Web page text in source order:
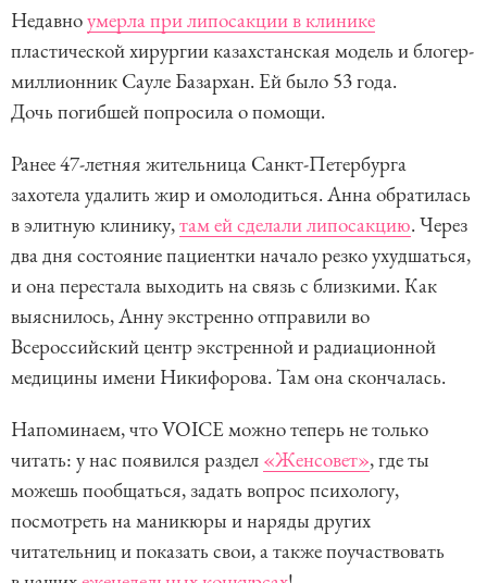
Недавноумерла при липосакции в клинике
пластической хирургии казахстанская модель и блогер-
миллионник Сауле Базархан. Ей было 53 года.
Дочь погибшей попросила о помощи.
Ранее 47-летняя жительница Санкт-Петербурга
захотела удалить жир и омолодиться. Анна обратилась
в элитную клинику,там ей сделали липосакцию. Через
два дня состояние пациентки начало резко ухудшаться,
и она перестала выходить на связь с близкими. Как
выяснилось, Анну экстренно отправили во
Всероссийский центр экстренной и радиационной
медицины имени Никифорова. Там она скончалась.
Напоминаем, что VOICE можно теперь не только
читать: у нас появился раздел «Женсовет», где ты
можешь пообщаться, задать вопрос психологу,
посмотреть на маникюры и наряды других
читательниц и показать свои, а также поучаствовать